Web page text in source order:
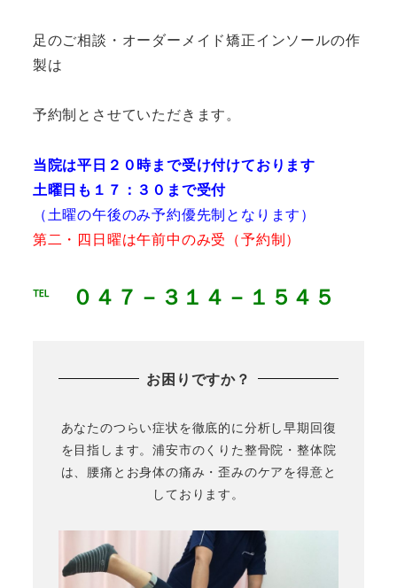
足のご相談・オーダーメイド矯正インソールの作
製は
予約制とさせていただきます。
当院は平日２０時まで受け付けております
土曜日も１７：３０まで受付
（土曜の午後のみ予約優先制となります）
第二・四日曜は午前中のみ受（予約制）
℡ ０４７－３１４－１５４５
お困りですか？
あなたのつらい症状を徹底的に分析し早期回復
を目指します。浦安市のくりた整骨院・整体院
は、腰痛とお身体の痛み・歪みのケアを得意と
しております。